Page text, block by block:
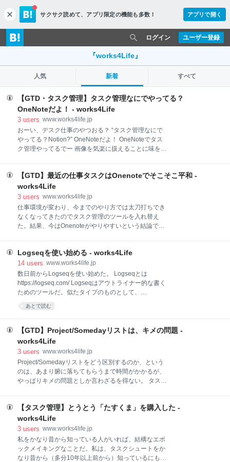
c
l
o
s
サクサク読めて、 アプリ限定の機能も多数！ アプリで開く
ユーザー登録
ログイン
『works4Life』
人気 新着 すべて
【GTD・タスク管理】タスク管理なにでやってる？
OneNoteだよ！ - works4Life
3 users www.works4life.jp
おーい、デスク仕事のやつおる？ “タスク管理なにで
やってる？Notion?” OneNoteだよ！ OneNoteでタス
ク管理やってるでー 画像を気楽に扱えることに味をし
大変たるいしそんなにページ見てないことが判明し
た。ので、ちょっと見直して１週間毎に見直しをかけ
るようタスク管理のページを作成した。これがいい感
じなので紹介という名の備忘録をかけておく。 9月あ
たりから始めて5か月ほどだが、そこそこ運用実績は
あるかと思う。 １ページ１週間のタスク管理ページ ブ
わけだ。 私の使い方は見てもらった方が早かろう。こ
んな感じである。 「（１）カレンダー」には、スケジ
ューラのスクショをはりつける。画
【GTD】最近の仕事タスクはOnenoteでそこそこ平和 -
works4Life
3 users www.works4life.jp
仕事環境が変わり、今までのやり方では太刀打ちでき
なくなってきたのでタスク管理のツールを入れ替え
た。結果、今はOnenoteがやりやすいという結論であ
だろう。というのも、メールからのエクスポートがす
んなりいくし（最近はそうでもなくなった）、ノート
PCとデスクトップPCで同期ができるし、サイズもあ
まり気にしなくていいし、ミーティングメモも情報添
付しつつとれるからだ。 メニューのタブに「会議の詳
グを選択できる。で、選択すると、表示しているペー
報をとるために毎回Outlookのカレンダーで詳細開いて
たんだけど、しなくていいんだ！ 実は超面倒くさか
事状況
Logseqを使い始める - works4Life
14 users www.works4life.jp
数日前からLogseqを使い始めた。 Logseqとは
https://logseq.com/ Logseqはアウトライナー的な書く
ためのツールだ。似たタイプのものとして、
Workflowyとか、Dynalistとかがある。最近知って使い
始めている。とはいっても、アウトライナーはどの用
ウトライナーは、正直書き出す分には相性がよいのだ
が、いかんせんそれ以外の展開が難しかった。結局、
分離して書く、というのが合わずにやめてしまうのが
meetscareer.tenshoku.mynavi.jp 最初知ったのは
Roam Researchの方だった。グラフになるのがよさそ
うで、ちょっと調べたところ、以下のようなページも
と思ったところだし
あとで読む
【GTD】Project/Somedayリストは、キメの問題 -
works4Life
3 users www.works4life.jp
Project/Somedayリストをどう区別するのか、という
のは、あまり腑に落ちてもらうまで時間がかかるが、
やっぱりキメの問題としか言わざるを得ない。 タスク
たい、やらなくてはならないと考えると頭がパンパン
になってしたいと思っていることもできなくなってし
まうからだ。 そんなんで、自分的にはやんなくても生
きていけるもの、というのはだんだんと排除していけ
ばいい、でも排除するには罪悪感が、となることも多
い。そこで、やらないリストを作ってそこに保管すれ
【タスク管理】とうとう「たすくま」を購入した -
works4Life
3 users www.works4life.jp
私をかなり昔から知っている人がいれば、結構なエポ
ックメイキングなことだ。私は、タスクシュートをか
なり昔から（多分10年以上前から）知っているにも関